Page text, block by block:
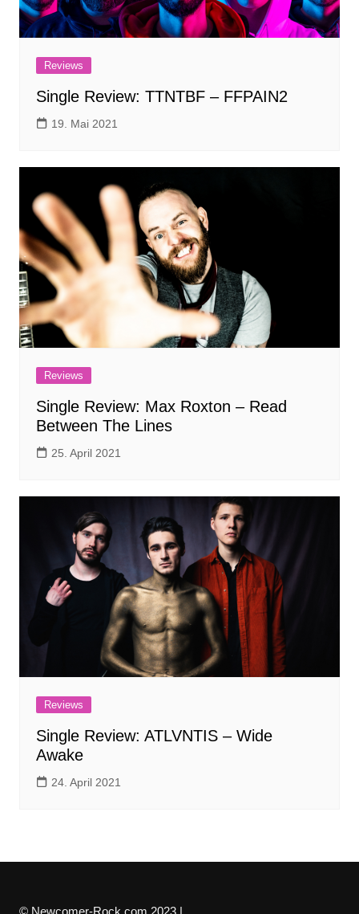
Reviews
Single Review: TTNTBF – FFPAIN2
19. Mai 2021
Reviews
Single Review: Max Roxton – Read
Between The Lines
25. April 2021
Reviews
Single Review: ATLVNTIS – Wide
Awake
24. April 2021